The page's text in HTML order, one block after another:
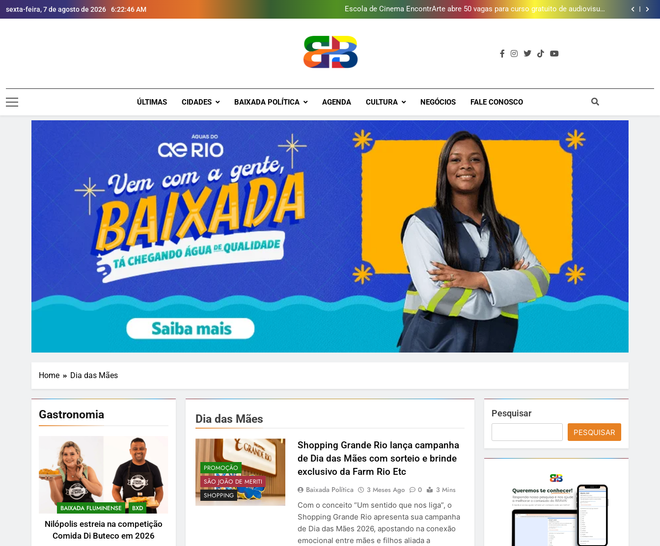
sexta-feira, 7 de agosto de 2026 6:22:47 AM
vítimas em 2025, aponta Firjan
Escola de Cinema EncontrArte abre 50 vagas para curso gratuito de audiovisual
na Baixada Fluminense
Programa ambiental arrecada mais de 2 mil litros de óleo de cozinha usado e
Escola de Cinema EncontrArte abre 50 vagas para curso gratuito de audiovisual
na Baixada Fluminense
Programa ambiental arrecada mais de 2 mil litros de óleo de cozinha usado e
Novo Sesc Duque de Caxias terá piscina, quadra esportiva e diversos serviços em
Brava Baixada
ÚLTIMAS CIDADES BAIXADA POLÍTICA AGENDA CULTURA NEGÓCIOS FALE CONOSCO
Home Dia das Mães
Gastronomia
BAIXADA FLUMINENSE BXD
Nilópolis estreia na competição
Comida Di Buteco em 2026
Dia das Mães
PROMOÇÃO
SÃO JOÃO DE MERITI
SHOPPING
Shopping Grande Rio lança campanha
de Dia das Mães com sorteio e brinde
exclusivo da Farm Rio Etc
Baixada Política 3 Meses Ago 0
3 Mins
Com o conceito “Um sentido que nos liga”, o
Shopping Grande Rio apresenta sua campanha
de Dia das Mães 2026, apostando na conexão
emocional entre mães e filhos aliada a
Pesquisar
PESQUISAR